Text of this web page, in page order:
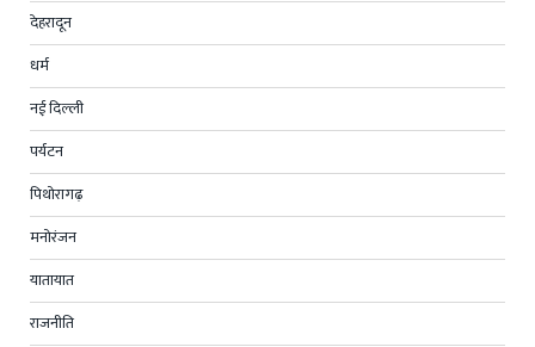
देहरादून
धर्म
नई दिल्ली
पर्यटन
पिथोरागढ़
मनोरंजन
यातायात
राजनीति